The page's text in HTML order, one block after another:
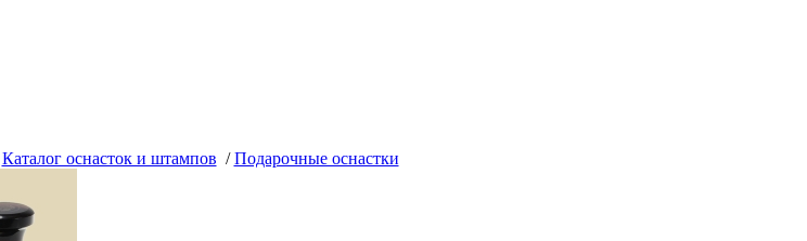
Каталог оснасток и штампов /Подарочные оснастки